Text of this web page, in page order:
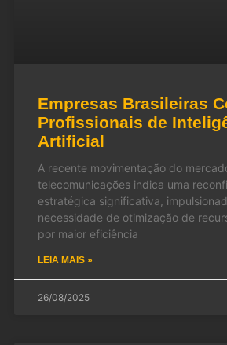
Empresas Brasileiras
Profissionais de
Artificial
A recente movimentação do
telecomunicações indica uma
estratégica significativa,
necessidade de otimização de
por maior eficiência
LEIA MAIS »
26/08/2025